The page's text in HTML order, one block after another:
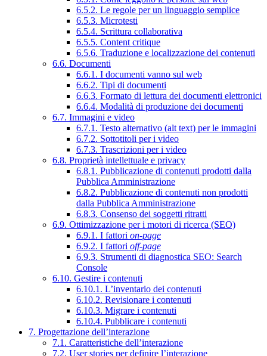
6.5.2. Le regole per un linguaggio semplice
6.5.3. Microtesti
6.5.4. Scrittura collaborativa
6.5.5. Content critique
6.5.6. Traduzione e localizzazione dei contenuti
6.6. Documenti
6.6.1. I documenti vanno sul web
6.6.2. Tipi di documenti
6.6.3. Formato di lettura dei documenti elettronici
6.6.4. Modalità di produzione dei documenti
6.7. Immagini e video
6.7.1. Testo alternativo (alt text) per le immagini
6.7.2. Sottotitoli per i video
6.7.3. Trascrizioni per i video
6.8. Proprietà intellettuale e privacy
6.8.1. Pubblicazione di contenuti prodotti dalla
Pubblica Amministrazione
6.8.2. Pubblicazione di contenuti non prodotti
dalla Pubblica Amministrazione
6.8.3. Consenso dei soggetti ritratti
6.9. Ottimizzazione per i motori di ricerca (SEO)
6.9.1. I fattori on-page
6.9.2. I fattori off-page
6.9.3. Strumenti di diagnostica SEO: Search
Console
6.10. Gestire i contenuti
6.10.1. L’inventario dei contenuti
6.10.2. Revisionare i contenuti
6.10.3. Migrare i contenuti
6.10.4. Pubblicare i contenuti
7. Progettazione dell’interazione
7.1. Caratteristiche dell’interazione
7.2. User stories per definire l’interazione